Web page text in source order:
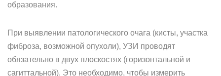
образования.
При выявлении патологического очага (кисты, участка
фиброза, возможной опухоли), УЗИ проводят
обязательно в двух плоскостях (горизонтальной и
сагиттальной). Это необходимо, чтобы измерить